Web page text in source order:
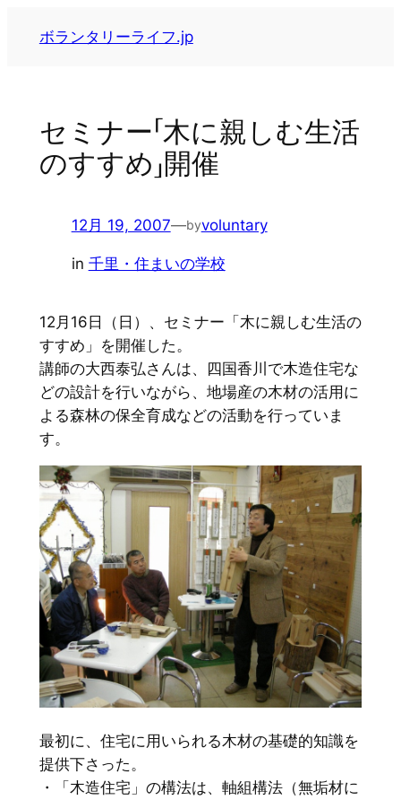
ボランタリーライフ.jp
セミナー「木に親しむ生活
のすすめ」開催
12月 19, 2007—byvoluntary
in 千里・住まいの学校
12月16日（日）、セミナー「木に親しむ生活の
すすめ」を開催した。
講師の大西泰弘さんは、四国香川で木造住宅な
どの設計を行いながら、地場産の木材の活用に
よる森林の保全育成などの活動を行っていま
す。
最初に、住宅に用いられる木材の基礎的知識を
提供下さった。
・「木造住宅」の構法は、軸組構法（無垢材に